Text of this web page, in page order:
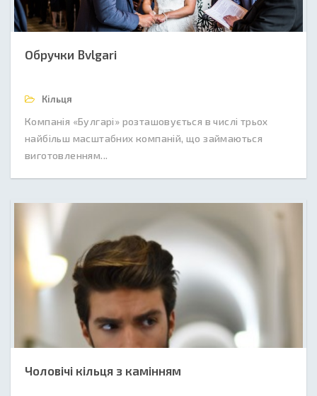
Обручки Bvlgari
Кільця
Компанія «Булгарі» розташовується в числі трьох
найбільш масштабних компаній, що займаються
виготовленням...
Чоловічі кільця з камінням